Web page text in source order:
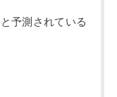
予測されている